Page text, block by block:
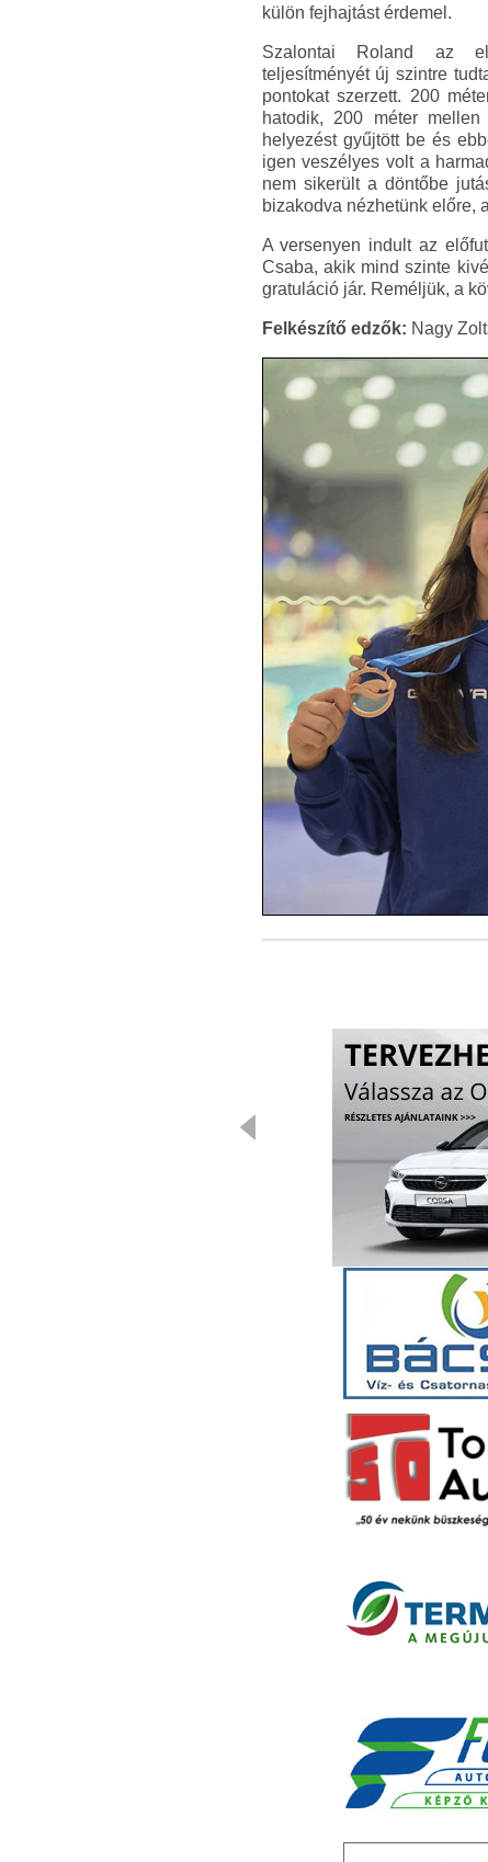
külön fejhajtást érdemel.
Szalontai Roland az
teljesítményét új szintre
pontokat szerzett. 200
hatodik, 200 méter
helyezést gyűjtött be és
igen veszélyes volt a
nem sikerült a döntőbe
bizakodva nézhetünk előre,
A versenyen indult az
Csaba, akik mind szinte
gratuláció jár. Reméljük, a
Felkészítő edzők: Nagy